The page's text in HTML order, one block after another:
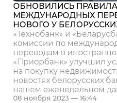
ОБНОВИЛИСЬ
МЕЖДУНАРОДНЫХ
НОВОГО У
«Технобанк» и
комиссии по
переводам в
«Приорбанк» улучшил
на покупку
новостях белорусских
нашем еженедельном
08 ноября 2023 — 16:44